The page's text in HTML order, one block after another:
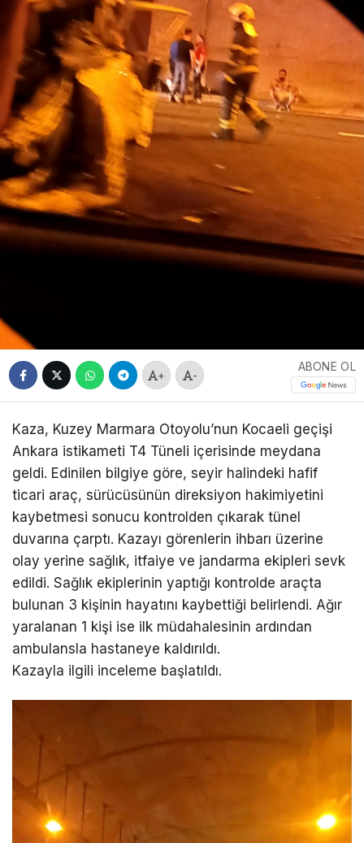
+ -
ABONE OL
Kaza, Kuzey Marmara Otoyolu’nun Kocaeli geçişi
Ankara istikameti T4 Tüneli içerisinde meydana
geldi. Edinilen bilgiye göre, seyir halindeki hafif
ticari araç, sürücüsünün direksiyon hakimiyetini
kaybetmesi sonucu kontrolden çıkarak tünel
duvarına çarptı. Kazayı görenlerin ihbarı üzerine
olay yerine sağlık, itfaiye ve jandarma ekipleri sevk
edildi. Sağlık ekiplerinin yaptığı kontrolde araçta
bulunan 3 kişinin hayatını kaybettiği belirlendi. Ağır
yaralanan 1 kişi ise ilk müdahalesinin ardından
ambulansla hastaneye kaldırıldı.
Kazayla ilgili inceleme başlatıldı.